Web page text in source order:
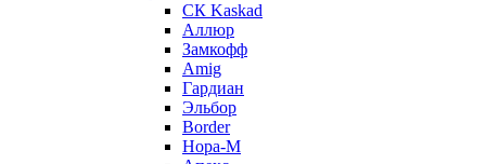
CК Kaskad
Аллюр
Замкофф
Amig
Гардиан
Эльбор
Border
Нора-М